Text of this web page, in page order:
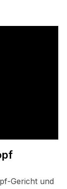
Gericht und